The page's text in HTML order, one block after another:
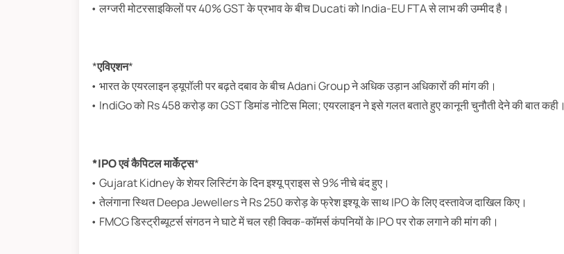
• लग्जरी मोटरसाइकिलों पर 40% GST के प्रभाव के बीच Ducati को India-EU FTA से लाभ की उम्मीद है।
*एविएशन*
• भारत के एयरलाइन ड्यूपॉली पर बढ़ते दबाव के बीच Adani Group ने अधिक उड़ान अधिकारों की मांग की।
• IndiGo को Rs 458 करोड़ का GST डिमांड नोटिस मिला; एयरलाइन ने इसे गलत बताते हुए कानूनी चुनौती देने की बात कही।
*IPO एवं कैपिटल मार्केट्स*
• Gujarat Kidney के शेयर लिस्टिंग के दिन इश्यू प्राइस से 9% नीचे बंद हुए।
• तेलंगाना स्थित Deepa Jewellers ने Rs 250 करोड़ के फ्रेश इश्यू के साथ IPO के लिए दस्तावेज दाखिल किए।
• FMCG डिस्ट्रीब्यूटर्स संगठन ने घाटे में चल रही क्विक-कॉमर्स कंपनियों के IPO पर रोक लगाने की मांग की।